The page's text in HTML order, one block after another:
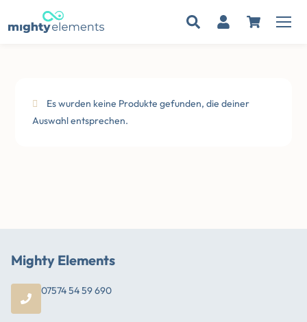
Es wurden keine Produkte gefunden, die deiner
Auswahl entsprechen.
Mighty Elements
07574 54 59 690